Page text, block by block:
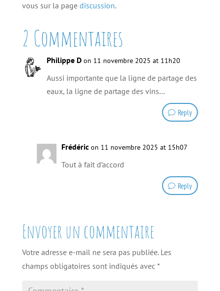
vous sur la page discussion.
2 Commentaires
Philippe D on 11 novembre 2025 at 11h20
Aussi importante que la ligne de partage des
eaux, la ligne de partage des vins…
Reply
Frédéric on 11 novembre 2025 at 15h07
Tout à fait d’accord
Reply
Envoyer un commentaire
Votre adresse e-mail ne sera pas publiée. Les
champs obligatoires sont indiqués avec *